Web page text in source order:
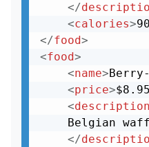
</
<calories>
</food>
<food>
<name>
<price>$8.95
<description
Belgian
</